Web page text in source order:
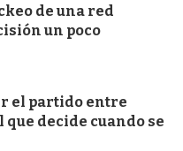
de una red
un poco
el partido entre
que decide cuando se